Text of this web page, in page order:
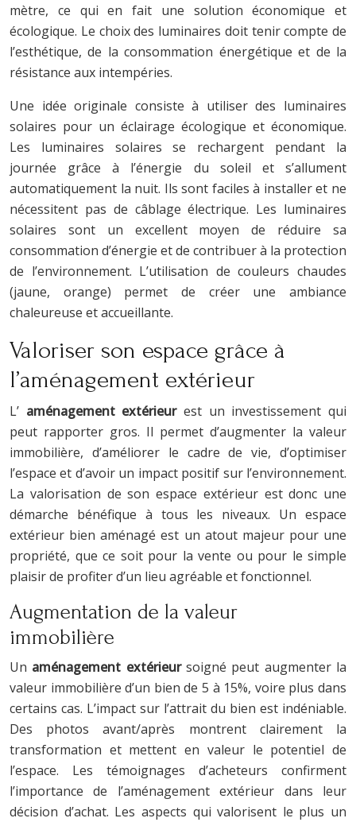
mètre, ce qui en fait une solution économique et
écologique. Le choix des luminaires doit tenir compte de
l’esthétique, de la consommation énergétique et de la
résistance aux intempéries.
Une idée originale consiste à utiliser des luminaires
solaires pour un éclairage écologique et économique.
Les luminaires solaires se rechargent pendant la
journée grâce à l’énergie du soleil et s’allument
automatiquement la nuit. Ils sont faciles à installer et ne
nécessitent pas de câblage électrique. Les luminaires
solaires sont un excellent moyen de réduire sa
consommation d’énergie et de contribuer à la protection
de l’environnement. L’utilisation de couleurs chaudes
(jaune, orange) permet de créer une ambiance
chaleureuse et accueillante.
Valoriser son espace grâce à
l’aménagement extérieur
L’ aménagement extérieurest un investissement qui
peut rapporter gros. Il permet d’augmenter la valeur
immobilière, d’améliorer le cadre de vie, d’optimiser
l’espace et d’avoir un impact positif sur l’environnement.
La valorisation de son espace extérieur est donc une
démarche bénéfique à tous les niveaux. Un espace
extérieur bien aménagé est un atout majeur pour une
propriété, que ce soit pour la vente ou pour le simple
plaisir de profiter d’un lieu agréable et fonctionnel.
Augmentation de la valeur
immobilière
Un aménagement extérieursoigné peut augmenter la
valeur immobilière d’un bien de 5 à 15%, voire plus dans
certains cas. L’impact sur l’attrait du bien est indéniable.
Des photos avant/après montrent clairement la
transformation et mettent en valeur le potentiel de
l’espace. Les témoignages d’acheteurs confirment
l’importance de l’aménagement extérieur dans leur
décision d’achat. Les aspects qui valorisent le plus un